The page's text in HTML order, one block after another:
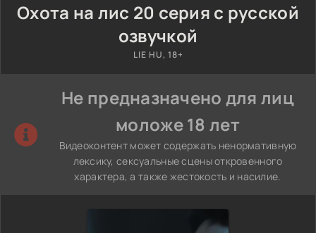
Охота на лис 20 серия с русской
озвучкой
LIE HU, 18+
Не предназначено для лиц
моложе 18 лет
Видеоконтент может содержать ненормативную
лексику, сексуальные сцены откровенного
характера, а также жестокость и насилие.